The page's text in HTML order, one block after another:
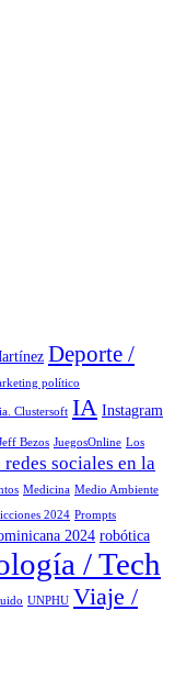
Deporte /
político
Clustersoft IA Instagram
Bezos JuegosOnline Los
sociales en la
Medicina Medio Ambiente
2024 Prompts
2024 robótica
/ Tech
UNPHU Viaje /